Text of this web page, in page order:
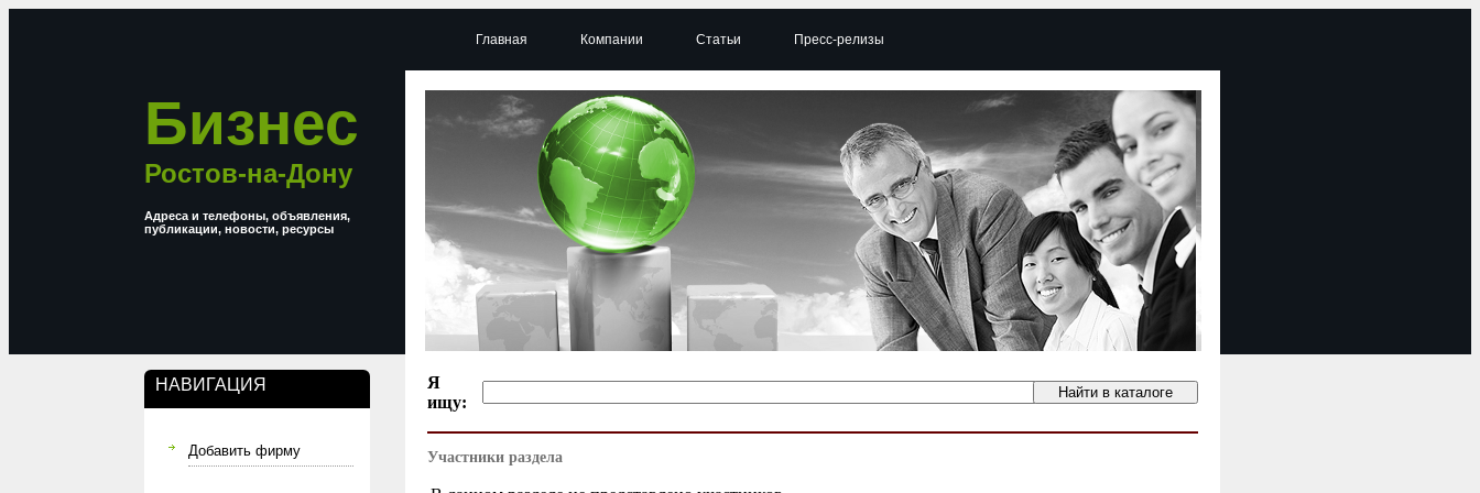
Бизнес
Ростов-на-Дону
Адреса и телефоны, объявления,
публикации, новости, ресурсы
НАВИГАЦИЯ
Добавить фирму
Главная Компании Статьи Пресс-релизы
Я
ищу:
Участники раздела